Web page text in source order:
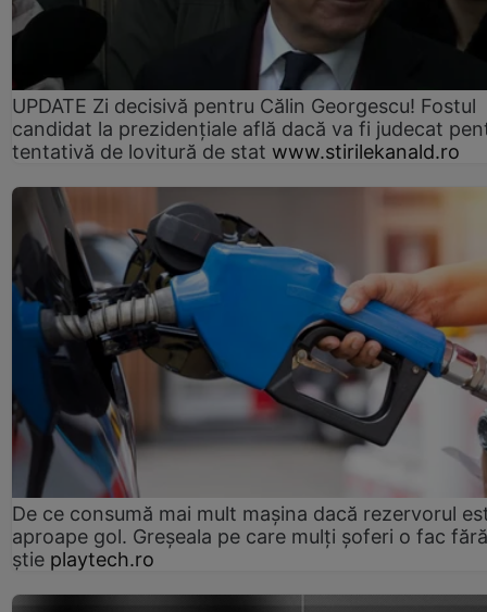
UPDATE Zi decisivă pentru Călin Georgescu! Fostul
candidat la prezidențiale află dacă va fi judecat
tentativă de lovitură de stat www.stirilekanald.ro
De ce consumă mai mult mașina dacă rezervorul
aproape gol. Greșeala pe care mulți șoferi o fac
știe playtech.ro